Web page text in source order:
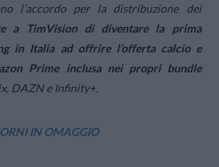
l’accordo per la distribuzione dei
a TimVision di diventare la prima
in Italia ad offrire l’offerta calcio e
Prime inclusa nei propri bundle
DAZN e Infinity+.
IN OMAGGIO